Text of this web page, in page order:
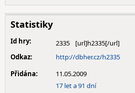
Statistiky
Id hry:
2335
Odkaz:
http://dbher.cz/h2335
Přidána:
11.05.2009
17 let a 91 dní